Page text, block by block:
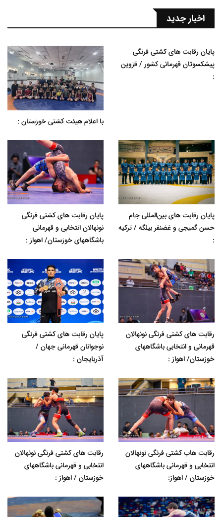
اخبار جدید
پایان رقابت های کشتی فرنگی
پیشکسوتان قهرمانی کشور / قزوین
:
با اعلام هیئت کشتی خوزستان :
پایان رقابت های بین‌المللی جام
حسن گمیجی و غضنفر بیلگه / ترکیه
:
پایان رقابت های کشتی فرنگی
نونهالان انتخابی و قهرمانی
باشگاههای خوزستان/ اهواز :
رقابت های کشتی فرنگی نونهالان
قهرمانی و انتخابی باشگاههای
خوزستان/ اهواز :
پایان رقابت های کشتی فرنگی
نوجوانان قهرمانی جهان /
آذربایجان :
رقابت هاب کشتی فرنگی نونهالان
انتخابی و قهرمانی باشگاههای
خوزستان / اهواز:
رقابت های کشتی فرنگی نونهالان
انتخابی و قهرمانی باشگاههای
خوزستان / اهواز :